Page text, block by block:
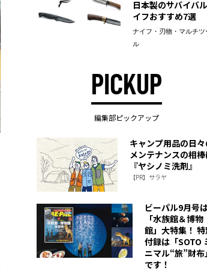
日本製のサバイバ
イフおすすめ7選
ナイフ・刃物・マルチツ
ル
PICKUP
編集部ピックアップ
キャンプ用品の日々
メンテナンスの相
『ヤシノミ洗剤』
【PR】サラヤ
ビーパル9月号
「水族館＆博物
館」大特集！ 特
付録は「SOTO
ニマル“旅”財布」
です！